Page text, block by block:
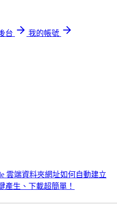
台
我的帳號
雲端資料夾網址如何自動建立
產生、下載超簡單！